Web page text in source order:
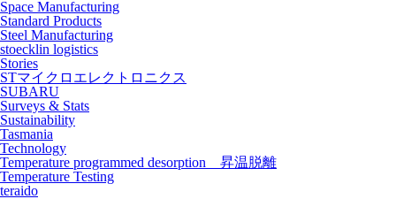
Space Manufacturing
Standard Products
Steel Manufacturing
stoecklin logistics
Stories
STマイクロエレクトロニクス
SUBARU
Surveys & Stats
Sustainability
Tasmania
Technology
Temperature programmed desorption 昇温脱離
Temperature Testing
teraido